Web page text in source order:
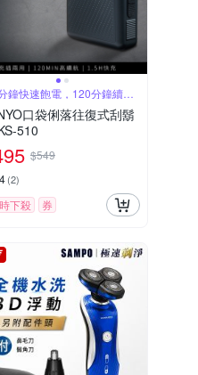
鐘快速飽電，120分鐘續航
口袋俐落往復式刮鬍
510
$549
4(2)
下殺 券